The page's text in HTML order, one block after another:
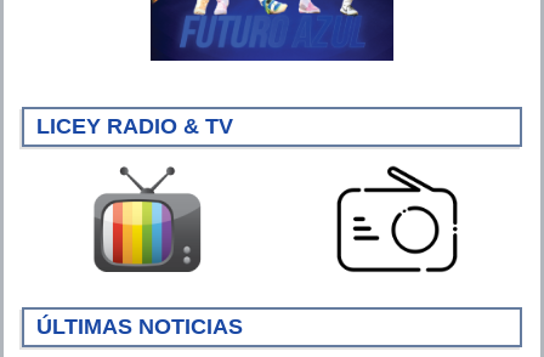
LICEY RADIO & TV
ÚLTIMAS NOTICIAS